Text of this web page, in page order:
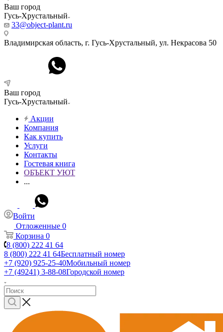
Ваш город
Гусь-Хрустальный
33@object-plant.ru
Владимирская область, г. Гусь-Хрустальный, ул. Некрасова 50
Ваш город
Гусь-Хрустальный
Акции
Компания
Как купить
Услуги
Контакты
Гостевая книга
ОБЪЕКТ УЮТ
...
Войти
Отложенные 0
Корзина 0
8 (800) 222 41 64
8 (800) 222 41 64Бесплатный номер
+7 (920) 925-25-40Мобильный номер
+7 (49241) 3-88-08Городской номер